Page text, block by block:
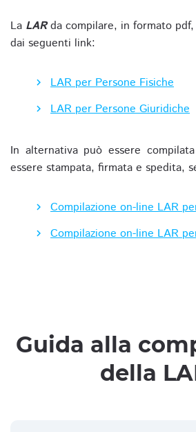
La LARda compilare, in formato
dai seguenti link:
LAR per Persone Fisiche
LAR per Persone Giuridiche
In alternativa può essere
essere stampata, firmata e spedita,
Compilazione on-line LAR
Compilazione on-line LAR
Guida alla
della